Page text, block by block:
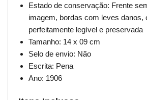
Estado de conservação: Frente
imagem, bordas com leves danos,
perfeitamente legível e preservada
Tamanho: 14 x 09 cm
Selo de envio: Não
Escrita: Pena
Ano: 1906